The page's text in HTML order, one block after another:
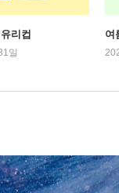
리컵
일
여